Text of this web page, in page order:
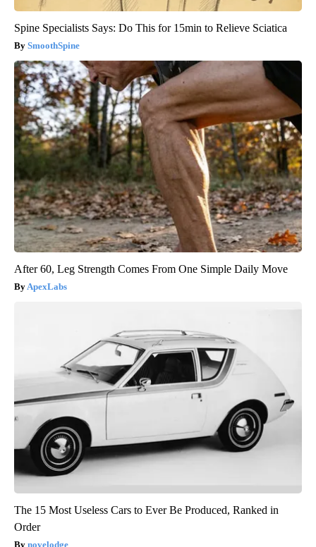
Spine Specialists Says: Do This for 15min to Relieve Sciatica
SmoothSpine
After 60, Leg Strength Comes From One Simple Daily Move
ApexLabs
The 15 Most Useless Cars to Ever Be Produced, Ranked in
Order
novelodge